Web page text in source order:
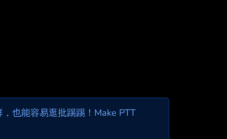
也能容易逛批踢踢！Make PTT